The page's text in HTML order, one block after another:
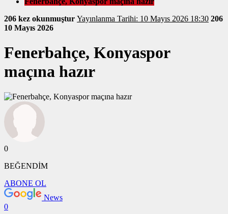
206 kez okunmuştur
Yayınlanma Tarihi: 10 Mayıs 2026 18:30 206
10 Mayıs 2026
Fenerbahçe, Konyaspor
maçına hazır
0
BEĞENDİM
ABONE OL
News
0